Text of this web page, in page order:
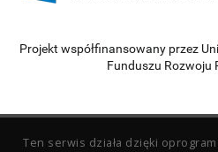
Projekt współfinansowany przez
Funduszu Rozwoju
Ten serwis działa dzięki